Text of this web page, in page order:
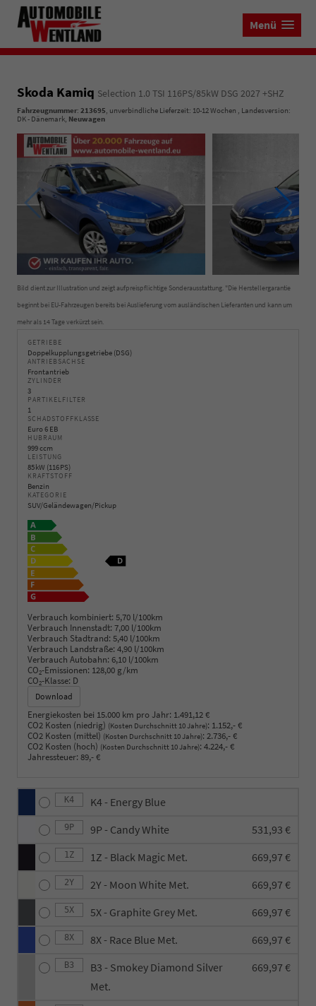
Menü
Skoda Kamiq Selection 1.0 TSI 116PS/85kW DSG 2027 +SHZ
Fahrzeugnummer: 213695, unverbindliche Lieferzeit: 10-12 Wochen , Landesversion:
DK - Dänemark, Neuwagen
Bild dient zur Illustration und zeigt aufpreispflichtige Sonderausstattung. "Die Herstellergarantie
beginnt bei EU-Fahrzeugen bereits bei Auslieferung vom ausländischen Lieferanten und kann um
mehr als 14 Tage verkürzt sein.
GETRIEBE
Doppelkupplungsgetriebe (DSG)
ANTRIEBSACHSE
Frontantrieb
ZYLINDER
3
PARTIKELFILTER
1
SCHADSTOFFKLASSE
Euro 6 EB
HUBRAUM
999 ccm
LEISTUNG
85 kW (116 PS)
KRAFTSTOFF
Benzin
KATEGORIE
SUV/Geländewagen/Pickup
Verbrauch kombiniert: 5,70 l/100km
Verbrauch Innenstadt: 7,00 l/100km
Verbrauch Stadtrand: 5,40 l/100km
Verbrauch Landstraße: 4,90 l/100km
Verbrauch Autobahn: 6,10 l/100km
CO2-Emissionen: 128,00 g/km
CO2-Klasse: D
Download
Energiekosten bei 15.000 km pro Jahr: 1.491,12 €
CO2 Kosten (niedrig) (Kosten Durchschnitt 10 Jahre): 1.152,- €
CO2 Kosten (mittel) (Kosten Durchschnitt 10 Jahre): 2.736,- €
CO2 Kosten (hoch) (Kosten Durchschnitt 10 Jahre): 4.224,- €
Jahressteuer: 89,- €
K4 K4 - Energy Blue
9P 9P - Candy White 531,93 €
1Z 1Z - Black Magic Met. 669,97 €
2Y 2Y - Moon White Met. 669,97 €
5X 5X - Graphite Grey Met. 669,97 €
8X 8X - Race Blue Met. 669,97 €
B3
B3 - Smokey Diamond Silver
Met.
669,97 €